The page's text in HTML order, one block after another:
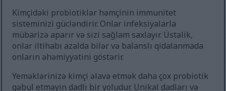
Kimçidəki probiotiklər həmçinin immunitet
sisteminizi gücləndirir. Onlar infeksiyalarla
mübarizə aparır və sizi sağlam saxlayır. Üstəlik,
onlar iltihabı azalda bilər və balanslı qidalanmada
onların əhəmiyyətini göstərir.
Yeməklərinizə kimçi əlavə etmək daha çox probiotik
qəbul etməyin dadlı bir yoludur. Unikal dadları və